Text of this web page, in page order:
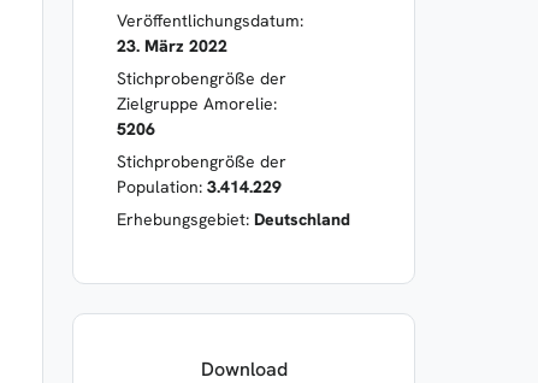
Veröffentlichungsdatum:
23. März 2022
Stichprobengröße der
Zielgruppe Amorelie:
5206
Stichprobengröße der
Population: 3.414.229
Erhebungsgebiet: Deutschland
Download